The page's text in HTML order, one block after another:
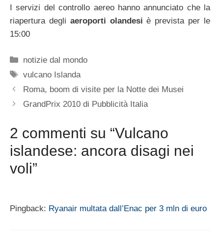
I servizi del controllo aereo hanno annunciato che la
riapertura degli aeroporti olandesiè prevista per le
15:00
Categorie
notizie dal mondo
Tag
vulcano Islanda
Roma, boom di visite per la Notte dei Musei
GrandPrix 2010 di Pubblicità Italia
2 commenti su “Vulcano
islandese: ancora disagi nei
voli”
Pingback: Ryanair multata dall’Enac per 3 mln di euro